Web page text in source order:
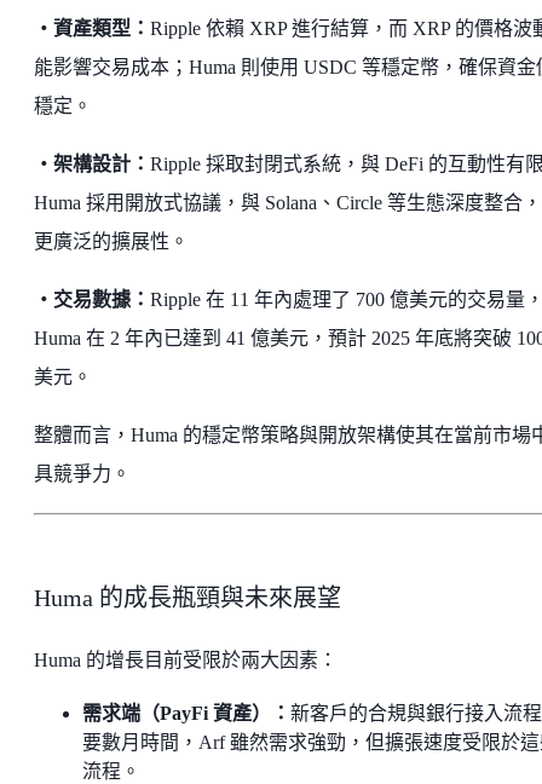
・資產類型： Ripple 依賴 XRP 進行結算，而 XRP 的價格波
能影響交易成本；Huma 則使用 USDC 等穩定幣，確保資金
穩定。
・架構設計： Ripple 採取封閉式系統，與 DeFi 的互動性有
Huma 採用開放式協議，與 Solana、Circle 等生態深度整合
更廣泛的擴展性。
・交易數據： Ripple 在 11 年內處理了 700 億美元的交易量
Huma 在 2 年內已達到 41 億美元，預計 2025 年底將突破
美元。
整體而言，Huma 的穩定幣策略與開放架構使其在當前市場
具競爭力。
Huma 的成長瓶頸與未來展望
Huma 的增長目前受限於兩大因素：
需求端（PayFi 資產）： 新客戶的合規與銀行接入流
要數月時間，Arf 雖然需求強勁，但擴張速度受限於
流程。